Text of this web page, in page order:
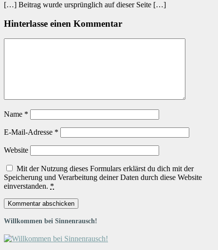
[…] Beitrag wurde ursprünglich auf dieser Seite […]
Hinterlasse einen Kommentar
Name *
E-Mail-Adresse *
Website
Mit der Nutzung dieses Formulars erklärst du dich mit der
Speicherung und Verarbeitung deiner Daten durch diese Website
einverstanden. *
Willkommen bei Sinnenrausch!